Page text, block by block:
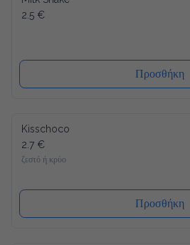
2.5 €
Προσθήκη
Kisschoco
2.7 €
ζεστό ή κρύο
Προσθήκη